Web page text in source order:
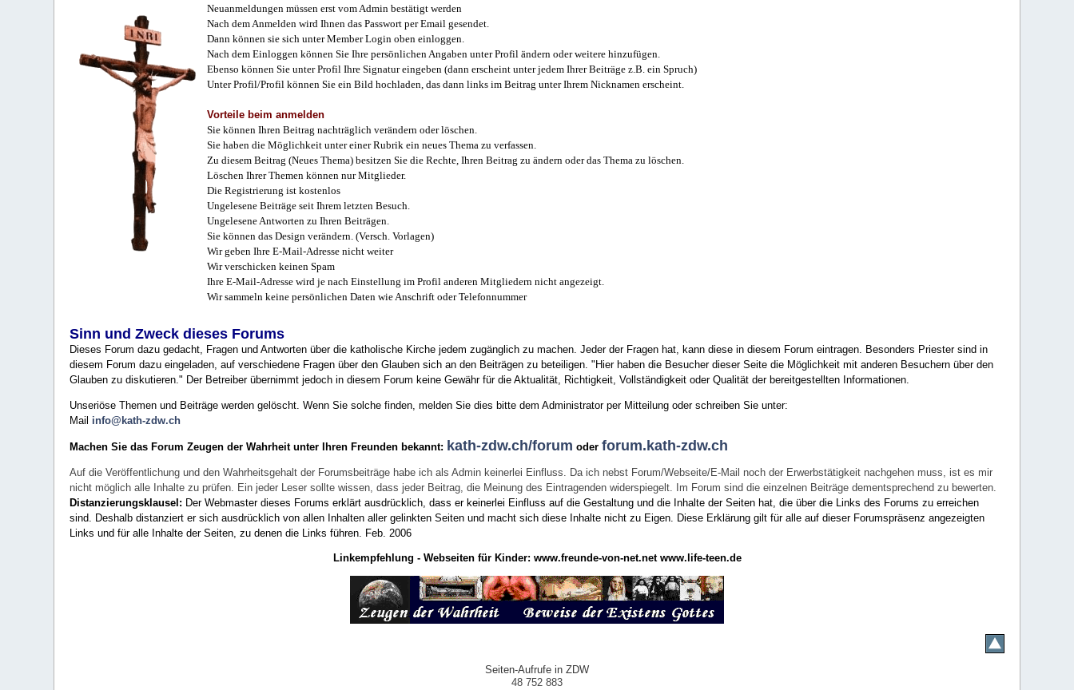
Neuanmeldungen müssen erst vom Admin bestätigt werden
Nach dem Anmelden wird Ihnen das Passwort per Email gesendet.
Dann können sie sich unter Member Login oben einloggen.
Nach dem Einloggen können Sie Ihre persönlichen Angaben unter Profil ändern oder weitere hinzufügen.
Ebenso können Sie unter Profil Ihre Signatur eingeben (dann erscheint unter jedem Ihrer Beiträge z.B. ein Spruch)
Unter Profil/Profil können Sie ein Bild hochladen, das dann links im Beitrag unter Ihrem Nicknamen erscheint.
Vorteile beim anmelden
Sie können Ihren Beitrag nachträglich verändern oder löschen.
Sie haben die Möglichkeit unter einer Rubrik ein neues Thema zu verfassen.
Zu diesem Beitrag (Neues Thema) besitzen Sie die Rechte, Ihren Beitrag zu ändern oder das Thema zu löschen.
Löschen Ihrer Themen können nur Mitglieder.
Die Registrierung ist kostenlos
Ungelesene Beiträge seit Ihrem letzten Besuch.
Ungelesene Antworten zu Ihren Beiträgen.
Sie können das Design verändern. (Versch. Vorlagen)
Wir geben Ihre E-Mail-Adresse nicht weiter
Wir verschicken keinen Spam
Ihre E-Mail-Adresse wird je nach Einstellung im Profil anderen Mitgliedern nicht angezeigt.
Wir sammeln keine persönlichen Daten wie Anschrift oder Telefonnummer
Sinn und Zweck dieses Forums
Dieses Forum dazu gedacht, Fragen und Antworten über die katholische Kirche jedem zugänglich zu machen. Jeder der Fragen hat, kann diese in diesem Forum eintragen. Besonders Priester sind in
diesem Forum dazu eingeladen, auf verschiedene Fragen über den Glauben sich an den Beiträgen zu beteiligen. "Hier haben die Besucher dieser Seite die Möglichkeit mit anderen Besuchern über den
Glauben zu diskutieren." Der Betreiber übernimmt jedoch in diesem Forum keine Gewähr für die Aktualität, Richtigkeit, Vollständigkeit oder Qualität der bereitgestellten Informationen.
Unseriöse Themen und Beiträge werden gelöscht. Wenn Sie solche finden, melden Sie dies bitte dem Administrator per Mitteilung oder schreiben Sie unter:
Mail info@kath-zdw.ch
Machen Sie das Forum Zeugen der Wahrheit unter Ihren Freunden bekannt: kath-zdw.ch/forum oderforum.kath-zdw.ch
Auf die Veröffentlichung und den Wahrheitsgehalt der Forumsbeiträge habe ich als Admin keinerlei Einfluss. Da ich nebst Forum/Webseite/E-Mail noch der Erwerbstätigkeit nachgehen muss, ist es mir
nicht möglich alle Inhalte zu prüfen. Ein jeder Leser sollte wissen, dass jeder Beitrag, die Meinung des Eintragenden widerspiegelt. Im Forum sind die einzelnen Beiträge dementsprechend zu bewerten.
Distanzierungsklausel: Der Webmaster dieses Forums erklärt ausdrücklich, dass er keinerlei Einfluss auf die Gestaltung und die Inhalte der Seiten hat, die über die Links des Forums zu erreichen
sind. Deshalb distanziert er sich ausdrücklich von allen Inhalten aller gelinkten Seiten und macht sich diese Inhalte nicht zu Eigen. Diese Erklärung gilt für alle auf dieser Forumspräsenz angezeigten
Links und für alle Inhalte der Seiten, zu denen die Links führen. Feb. 2006
Linkempfehlung - Webseiten für Kinder: www.freunde-von-net.net www.life-teen.de
Seiten-Aufrufe in ZDW
48 752 883